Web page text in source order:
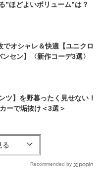
”ほどよいボリューム”は？
でオシャレ＆快適【ユニクロ
セン】〈新作コーデ3選〉
ツ】を野暮ったく見せない！
ーで垢抜け＜3選＞
ヌetc…】オシャレ40代がリ
ミニ財布」＜スナップ4選＞
Recommended by